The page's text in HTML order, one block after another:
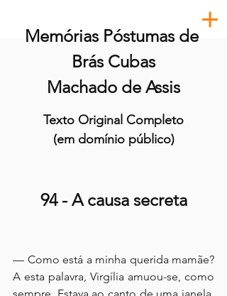
Memórias Póstumas de
Brás Cubas
Machado de Assis
Texto Original Completo
(em domínio público)
94 - A causa secreta
— Como está a minha querida mamãe?
A esta palavra, Virgília amuou-se, como